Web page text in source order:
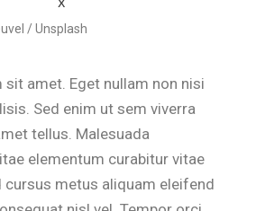
/ Unsplash
sit amet. Eget nullam non nisi
Sed enim ut sem viverra
tellus. Malesuada
elementum curabitur vitae
cursus metus aliquam eleifend